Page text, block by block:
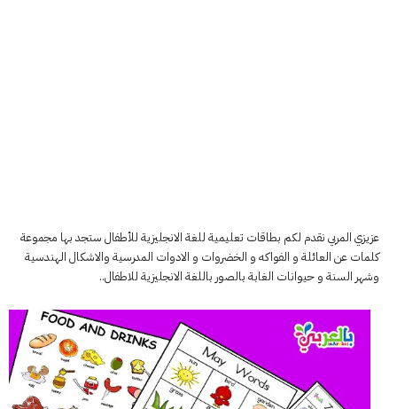
عزيزي المربي نقدم لكم بطاقات تعليمية للغة الانجليزية للأطفال ستجد بها مجموعة
كلمات عن العائلة و الفواكه و الخضروات و الادوات المدرسية والاشكال الهندسية
وشهر السنة و حيوانات الغابة بالصور باللغة الانجليزية للاطفال..